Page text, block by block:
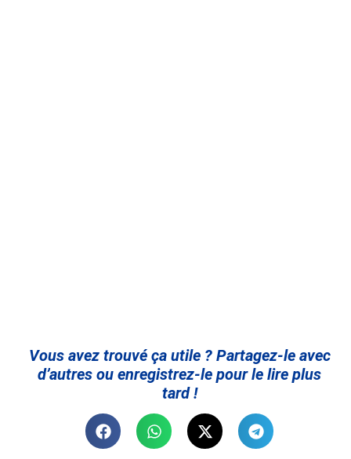
Vous avez trouvé ça utile ? Partagez-le avec
d’autres ou enregistrez-le pour le lire plus
tard !